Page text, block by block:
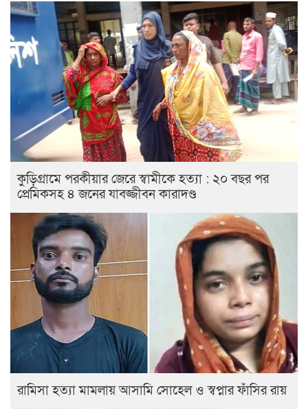
কুড়িগ্রামে পরকীয়ার জেরে স্বামীকে হত্যা : ২০ বছর পর
প্রেমিকসহ ৪ জনের যাবজ্জীবন কারাদণ্ড
রামিসা হত্যা মামলায় আসামি সোহেল ও স্বপ্নার ফাঁসির রায়